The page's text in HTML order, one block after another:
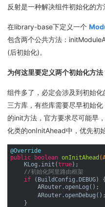
反射是一种解决组件初始化的方
在library-base下定义一个
包含两个公共方法：
(后初始化)。
为何这里要定义两个初始化方法
组件多了，必定会涉及到初始
三方库，有些库需要尽早初始
的init方法，官方要求尽可能早
化类的onInitAhead中，优先初始
@Override
public
boolean onInitAhead
    KLog.init(
true);
//初始化阿里路由框架
if (BuildConfig.DEBUG) {
    }